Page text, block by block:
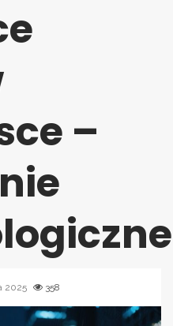
–
2025 358